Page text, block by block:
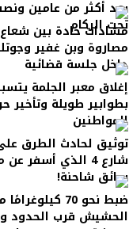
بعد أكثر من عامين
تحت الركام
مشادات حادة بين شعاع
مصاروة وبن غفير
داخل جلسة قضائية
إغلاق معبر الجلمة
بطوابير طويلة وتأخير
المواطنين
توثيق لحادث الطرق
شارع 4 الذي أسفر
سائق شاحنة!
ضبط نحو 70
الحشيش قرب الحدود